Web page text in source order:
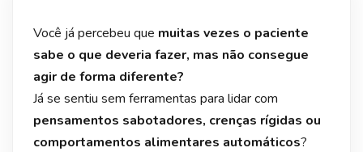
Você já percebeu que muitas vezes o paciente
sabe o que deveria fazer, mas não consegue
agir de forma diferente?
Já se sentiu sem ferramentas para lidar com
pensamentos sabotadores, crenças rígidas ou
comportamentos alimentares automáticos?